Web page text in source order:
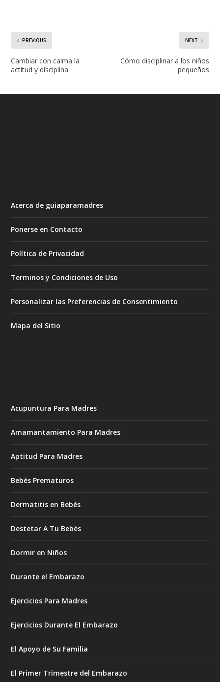
PREVIOUS
Cambiar con calma la
actitud y disciplina
NEXT
Cómo disciplinar a los niños
pequeños
Acerca de guiaparamadres
Ponerse en Contacto
Política de Privacidad
Terminos y Condiciones de Uso
Personalizar las Preferencias de Consentimiento
Mapa del Sitio
Acupuntura Para Madres
Amamantamiento Para Madres
Aptitud Para Madres
Bebés Prematuros
Dermatitis en Bebés
Destetar A Tu Bebés
Dormir en Niños
Durante el Embarazo
Ejercicios Para Madres
Ejercicios Durante El Embarazo
El Apoyo de Su Familia
El Primer Trimestre del Embarazo